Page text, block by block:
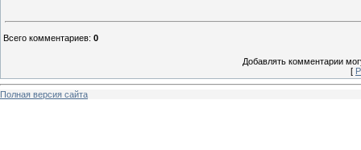
Всего комментариев: 0
Добавлять комментарии
[
Полная версия сайта